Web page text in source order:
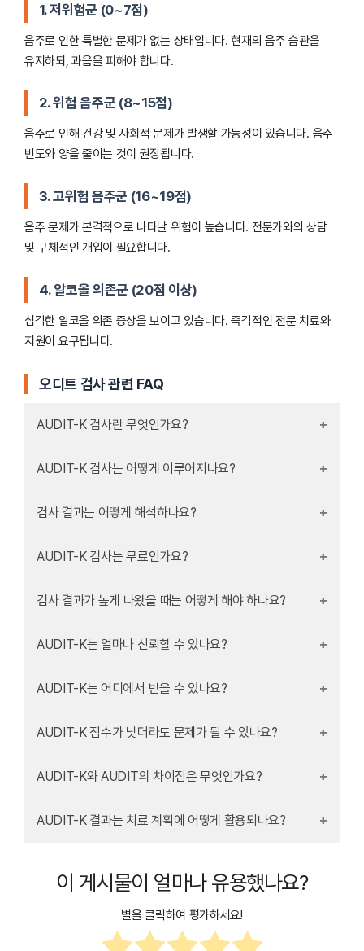
1.저위험군 (0~7점)
음주로 인한 특별한 문제가 없는 상태입니다. 현재의 음주 습관을
유지하되, 과음을 피해야 합니다.
2.위험 음주군 (8~15점)
음주로 인해 건강 및 사회적 문제가 발생할 가능성이 있습니다. 음주
빈도와 양을 줄이는 것이 권장됩니다.
3.고위험 음주군 (16~19점)
음주 문제가 본격적으로 나타날 위험이 높습니다. 전문가와의 상담
및 구체적인 개입이 필요합니다.
4. 알코올 의존군 (20점 이상)
심각한 알코올 의존 증상을 보이고 있습니다. 즉각적인 전문 치료와
지원이 요구됩니다.
오디트 검사 관련 FAQ
AUDIT-K 검사란 무엇인가요?
AUDIT-K 검사는 어떻게 이루어지나요?
검사 결과는 어떻게 해석하나요?
AUDIT-K 검사는 무료인가요?
검사 결과가 높게 나왔을 때는 어떻게 해야 하나요?
AUDIT-K는 얼마나 신뢰할 수 있나요?
AUDIT-K는 어디에서 받을 수 있나요?
AUDIT-K 점수가 낮더라도 문제가 될 수 있나요?
AUDIT-K와 AUDIT의 차이점은 무엇인가요?
AUDIT-K 결과는 치료 계획에 어떻게 활용되나요?
이 게시물이 얼마나 유용했나요?
별을 클릭하여 평가하세요!